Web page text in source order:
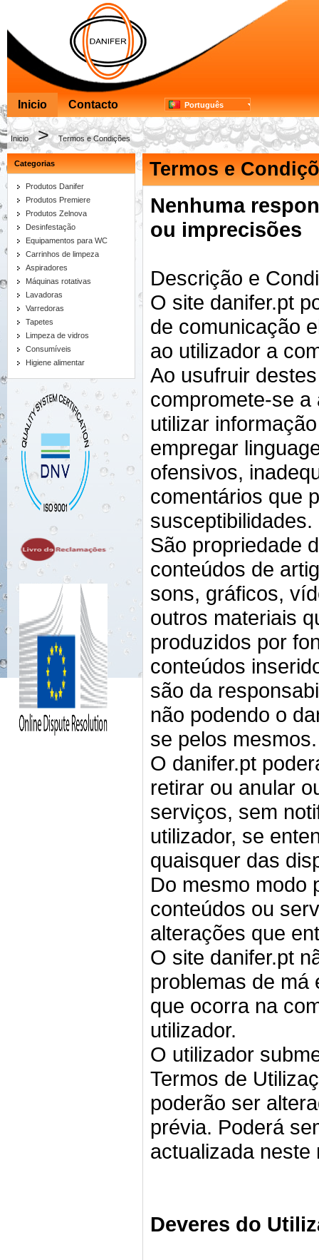
Inicio Contacto Português
Inicio > Termos e Condições
Categorias
Produtos Danifer
Produtos Premiere
Produtos Zelnova
Desinfestação
Equipamentos para WC
Carrinhos de limpeza
Aspiradores
Máquinas rotativas
Lavadoras
Varredoras
Tapetes
Limpeza de vidros
Consumíveis
Higiene alimentar
Termos e
Nenhuma
ou imprecisões
Descrição e
O site danifer.pt
de comunicação
ao utilizador a
Ao usufruir
compromete-se a
utilizar
empregar
ofensivos,
comentários que
susceptibilidades.
São propriedade
conteúdos de
sons, gráficos,
outros materiais
produzidos por
conteúdos
são da
não podendo o
se pelos mesmos.
O danifer.pt
retirar ou anular
serviços, sem
utilizador, se
quaisquer das
Do mesmo modo
conteúdos ou
alterações que
O site danifer.pt
problemas de má
que ocorra na
utilizador.
O utilizador
Termos de
poderão ser
prévia. Poderá
actualizada neste
Deveres do